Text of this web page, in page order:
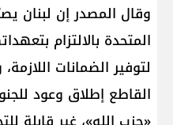
وقال المصدر إن لبنان
المتحدة بالالتزام
لتوفير الضمانات
القاطع إطلاق وعود